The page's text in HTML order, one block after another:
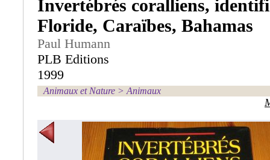
Invertébrés coralliens,
Floride, Caraïbes, Bahamas
Paul Humann
PLB Editions
1999
Animaux et Nature > Animaux